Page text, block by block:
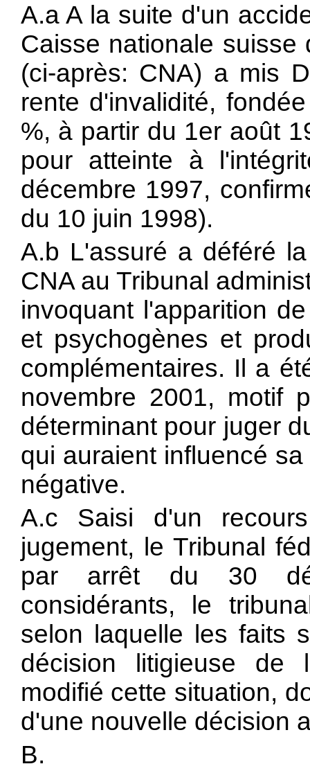
A.a A la suite d'un
Caisse nationale
(ci-après: CNA) a mis
rente d'invalidité,
%, à partir du 1er août
pour atteinte à
décembre 1997,
du 10 juin 1998).
A.b L'assuré a déféré
CNA au Tribunal
invoquant l'apparition
et psychogènes et
complémentaires. Il a
novembre 2001, motif
déterminant pour juger
qui auraient influencé
négative.
A.c Saisi d'un
jugement, le Tribunal
par arrêt du 30
considérants, le
selon laquelle les faits
décision litigieuse de
modifié cette situation,
d'une nouvelle décision
B.